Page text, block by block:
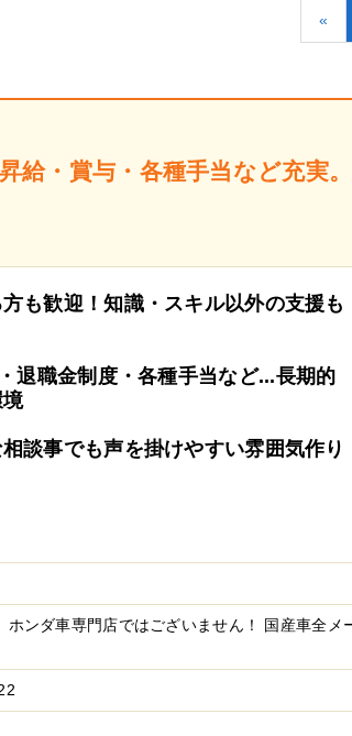
«
給・賞与・各種手当など充
も歓迎！知識・スキル以外の支援も
退職金制度・各種手当など...長期的
談事でも声を掛けやすい雰囲気作り
ホンダ車専門店ではございません！ 国産車全